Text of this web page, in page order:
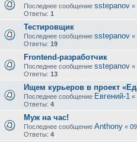
Последнее сообщение sstepanov «
Ответы: 1
Тестировщик
Последнее сообщение sstepanov «
Ответы: 19
Frontend-разработчик
Последнее сообщение sstepanov «
Ответы: 13
Ищем курьеров в проект
Последнее сообщение Евгений-1 «
Ответы: 4
Муж на час!
Последнее сообщение Anthony «
Ответы: 4